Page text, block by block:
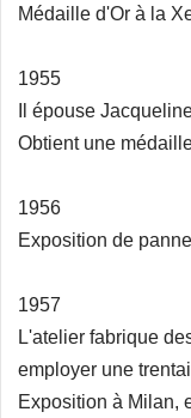
Médaille d'Or à la
1955
Il épouse
Obtient une
1956
Exposition de
1957
L'atelier fabrique
employer une
Exposition à Milan,